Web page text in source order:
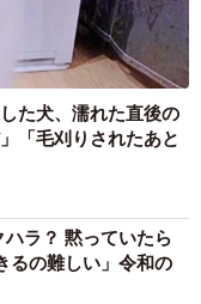
た犬、濡れた直後の
「毛刈りされたあと
ラ？ 黙っていたら
るの難しい」令和の